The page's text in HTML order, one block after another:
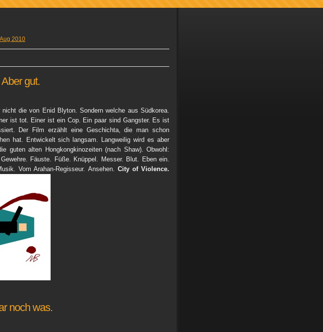
Aug 2010
gut.
nicht die von Enid Blyton. Sondern welche aus Südkorea.
ist tot. Einer ist ein Cop. Ein paar sind Gangster. Es ist
Der Film erzählt eine Geschichta, die man schon
hat. Entwickelt sich langsam. Langweilig wird es aber
guten alten Hongkongkinozeiten (nach Shaw). Obwohl:
Fäuste. Füße. Knüppel. Messer. Blut. Eben ein.
Vom Arahan-Regisseur. Ansehen. City of Violence.
noch was.